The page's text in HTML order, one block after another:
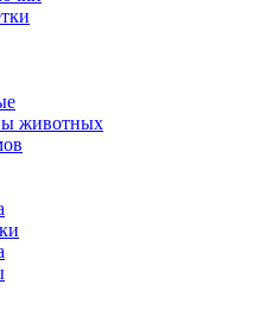
животных